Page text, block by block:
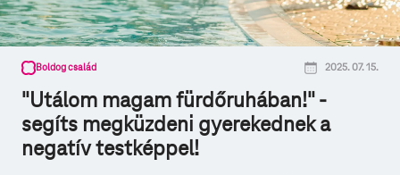
Boldog család 2025. 07. 15.
"Utálom magam fürdőruhában!" -
segíts megküzdeni gyerekednek a
negatív testképpel!